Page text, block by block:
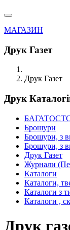
МАГАЗИН
Друк Газет
Друк Газет
Друк
Брошури
Брошури, з
Брошури, з
Друк Газет
Журнали
Каталоги
Каталоги,
Каталоги з
Каталоги ,
Друк